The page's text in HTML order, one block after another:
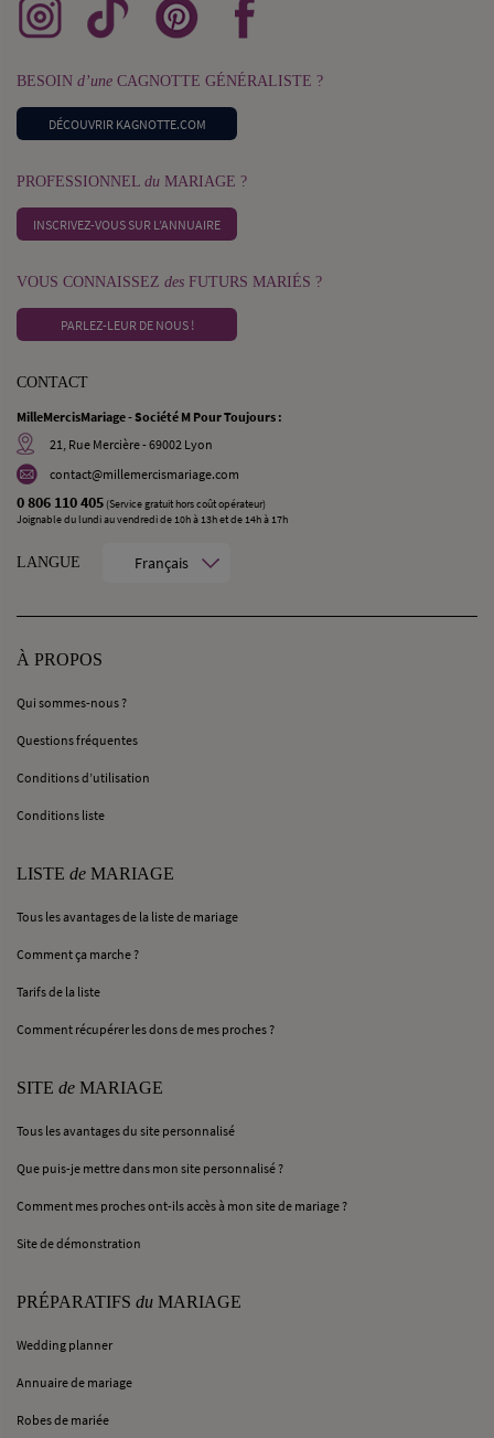
BESOIN d’une CAGNOTTE GÉNÉRALISTE ?
DÉCOUVRIR KAGNOTTE.COM
PROFESSIONNEL du MARIAGE ?
INSCRIVEZ-VOUS SUR L’ANNUAIRE
VOUS CONNAISSEZ des FUTURS MARIÉS ?
PARLEZ-LEUR DE NOUS !
CONTACT
MilleMercisMariage - Société M Pour Toujours :
21, Rue Mercière - 69002 Lyon
contact@millemercismariage.com
0 806 110 405 (Service gratuit hors coût opérateur)
Joignable du lundi au vendredi de 10h à 13h et de 14h à 17h
LANGUE Français
À PROPOS
Qui sommes-nous ?
Questions fréquentes
Conditions d’utilisation
Conditions liste
LISTE de MARIAGE
Tous les avantages de la liste de mariage
Comment ça marche ?
Tarifs de la liste
Comment récupérer les dons de mes proches ?
SITE de MARIAGE
Tous les avantages du site personnalisé
Que puis-je mettre dans mon site personnalisé ?
Comment mes proches ont-ils accès à mon site de mariage ?
Site de démonstration
PRÉPARATIFS du MARIAGE
Wedding planner
Annuaire de mariage
Robes de mariée